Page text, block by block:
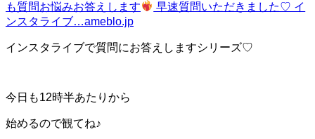
も質問お悩みお答えします
早速質問いただきました♡ イ
ンスタライブ…ameblo.jp
インスタライブで質問にお答えしますシリーズ♡
今日も12時半あたりから
始めるので観てね♪